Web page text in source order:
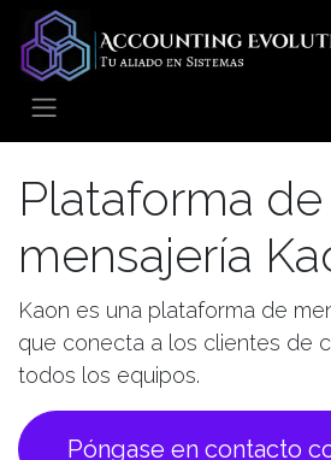
Ir al contenido
Plataforma de
mensajería
Kaon es una plataforma de
que conecta a los clientes de
todos los equipos.
Póngase en contacto